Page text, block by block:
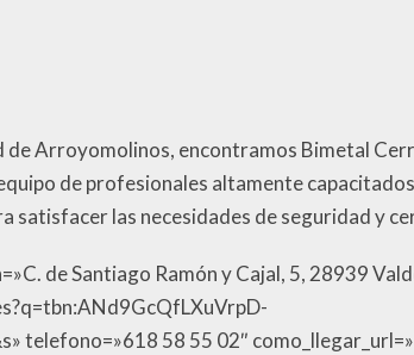
de Arroyomolinos, encontramos Bimetal
de profesionales altamente
satisfacer las necesidades de seguridad y
de Santiago Ramón y Cajal, 5, 28939
telefono=»618 58 55 02″